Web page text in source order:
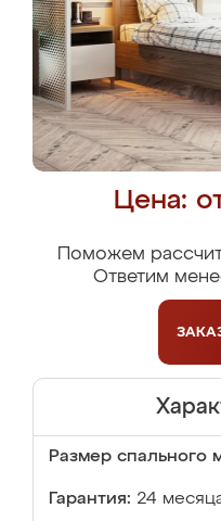
Цена:
Поможем
Ответим
Размер спального
Гарантия: 24